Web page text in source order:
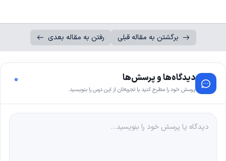
برگشتن به مقاله قبلی رفتن به مقاله بعدی
دیدگاه‌ها و پرسش‌ها
پرسش خود را مطرح کنید یا تجربه‌تان از این درس را بنویسید.
0